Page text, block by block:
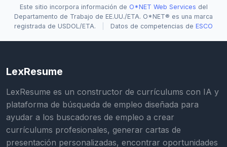
Este sitio incorpora información de O*NET Web Services del
Departamento de Trabajo de EE.UU./ETA. O*NET® es una marca
registrada de USDOL/ETA.
Datos de competencias de ESCO
LexResume
LexResume es un constructor de currículums con IA y
plataforma de búsqueda de empleo diseñada para
ayudar a los buscadores de empleo a crear
currículums profesionales, generar cartas de
presentación personalizadas, encontrar oportunidades